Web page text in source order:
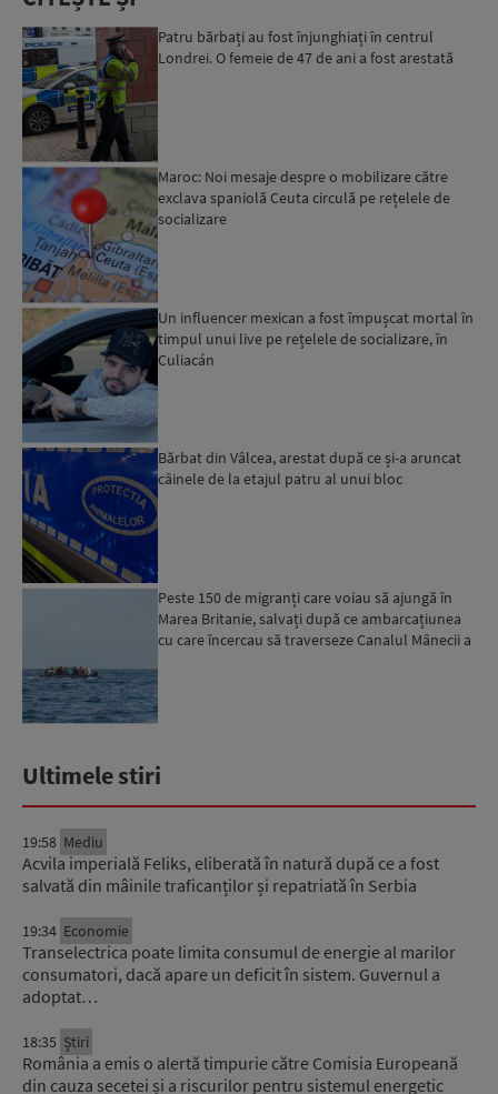
Patru bărbați au fost înjunghiați în centrul
Londrei. O femeie de 47 de ani a fost arestată
Maroc: Noi mesaje despre o mobilizare către
exclava spaniolă Ceuta circulă pe rețelele de
socializare
Un influencer mexican a fost împușcat mortal în
timpul unui live pe rețelele de socializare, în
Culiacán
Bărbat din Vâlcea, arestat după ce și-a aruncat
câinele de la etajul patru al unui bloc
Peste 150 de migranți care voiau să ajungă în
Marea Britanie, salvați după ce ambarcațiunea
cu care încercau să traverseze Canalul Mânecii a
Ultimele stiri
19:58 Mediu
Acvila imperială Feliks, eliberată în natură după ce a fost
salvată din mâinile traficanților și repatriată în Serbia
19:34 Economie
Transelectrica poate limita consumul de energie al marilor
consumatori, dacă apare un deficit în sistem. Guvernul a
adoptat…
18:35 Știri
România a emis o alertă timpurie către Comisia Europeană
din cauza secetei și a riscurilor pentru sistemul energetic